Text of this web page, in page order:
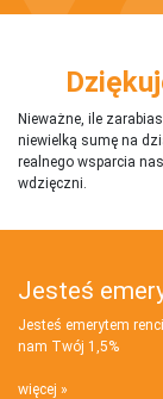
Nieważne, ile
niewielką sumę na
realnego wsparcia
wdzięczni.
Jesteś
Jesteś emerytem
nam Twój 1,5%
więcej